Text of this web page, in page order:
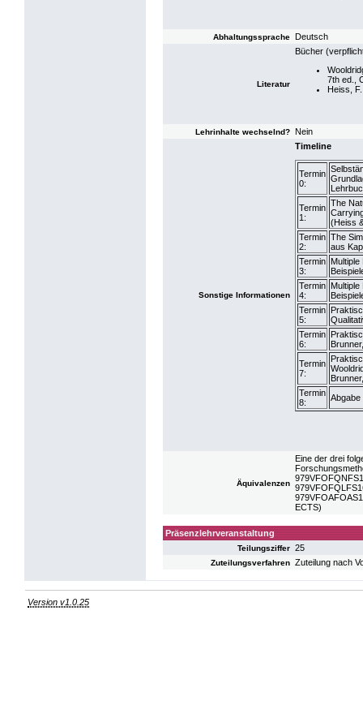
Abhaltungssprache Deutsch
Literatur
Bücher
7th ed.,
Heiss,
Lehrinhalte wechselnd? Nein
Sonstige Informationen
Timeline
Termin
0:
Termin
1:
The
(Heiss
Termin
2:
The
aus
Termin
3:
Termin
4:
Termin
5:
Termin
6:
Termin
7:
Termin
8:
Äquivalenzen
Eine der drei
ECTS)
Präsenzlehrveranstaltung
Teilungsziffer 25
Zuteilungsverfahren Zuteilung nach
Version v1.0.25